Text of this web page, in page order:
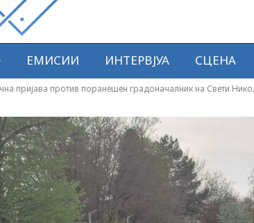
ЕМИСИИ ИНТЕРВЈУА СЦЕНА
пријава против поранешен градоначалник на Свети